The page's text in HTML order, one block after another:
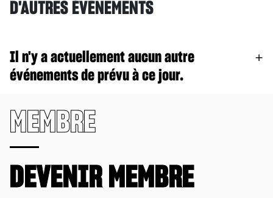
D'AUTRES ÉVÉNEMENTS
Il n'y a actuellement aucun autre
événements de prévu à ce jour.
MEMBRE
DEVENIR MEMBRE